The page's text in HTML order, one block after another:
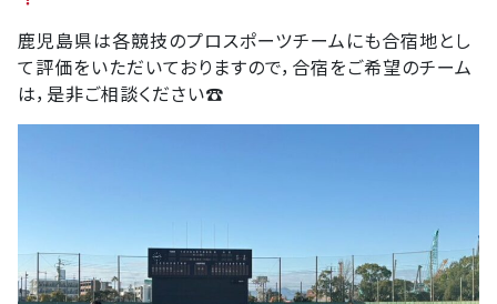
鹿児島県は各競技のプロスポーツチームにも合宿地とし
て評価をいただいておりますので，合宿をご希望のチーム
は，是非ご相談ください☎